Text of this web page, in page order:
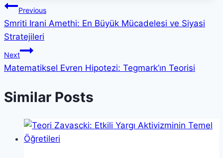
Yazı
gezinmesi
Previous
Smriti Irani Amethi: En Büyük Mücadelesi ve Siyasi
Stratejileri
Next
Matematiksel Evren Hipotezi: Tegmark’ın Teorisi
Similar Posts